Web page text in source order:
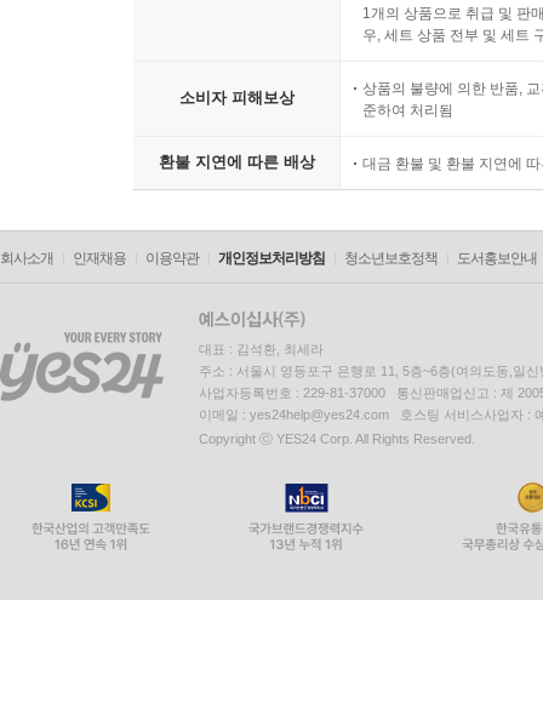
1개의 상품으로 취급 및 판
우, 세트 상품 전부 및 세트
소비자 피해보상
상품의 불량에 의한 반품,
준하여 처리됨
환불 지연에 따른 배상 대금 환불 및 환불 지연에
회사소개 인재채용 이용약관 개인정보처리방침 청소년보호정책 도서홍보안내
대표 : 김석환, 최세라
주소 : 서울시 영등포구 은행로 11, 5층~6층(여의도동,일신
사업자등록번호 : 229-81-37000 통신판매업신고 : 제
이메일 : yes24help@yes24.com 호스팅 서비스사업자 :
Copyright ⓒ YES24 Corp. All Rights Reserved.